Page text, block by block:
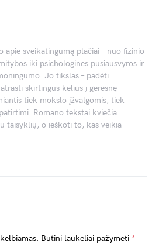
apie sveikatingumą plačiai – nuo fizinio
iki psichologinės pusiausvyros ir
Jo tikslas – padėti
skirtingus kelius į geresnę
tiek mokslo įžvalgomis, tiek
Romano tekstai kviečia
taisyklių, o ieškoti to, kas veikia
Būtini laukeliai pažymėti *